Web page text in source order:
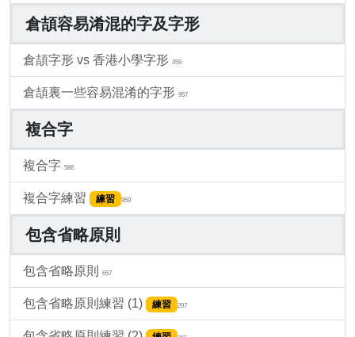
倉頡容易淆混的字及字形
倉頡字形 vs 香港小學字形 459
倉頡裏一些容易混淆的字形 957
複合字
複合字 586
複合字練習 練習 959
包含省略原則
包含省略原則 657
包含省略原則練習 (1) 練習 297